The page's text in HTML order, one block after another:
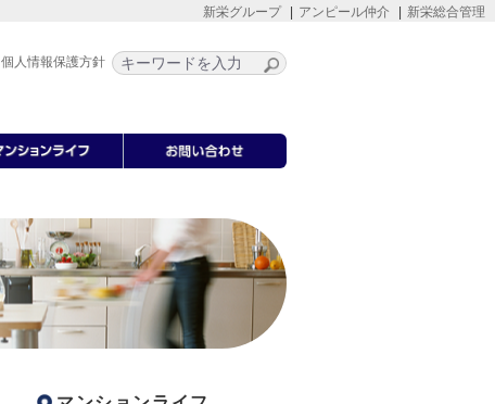
新栄グループ アンピール仲介 新栄総合管理
個人情報保護方針